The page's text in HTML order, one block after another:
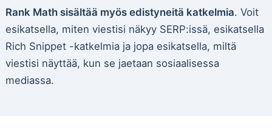
Rank Math sisältää myös edistyneitä katkelmia. Voit
esikatsella, miten viestisi näkyy SERP:issä, esikatsella
Rich Snippet -katkelmia ja jopa esikatsella, miltä
viestisi näyttää, kun se jaetaan sosiaalisessa
mediassa.